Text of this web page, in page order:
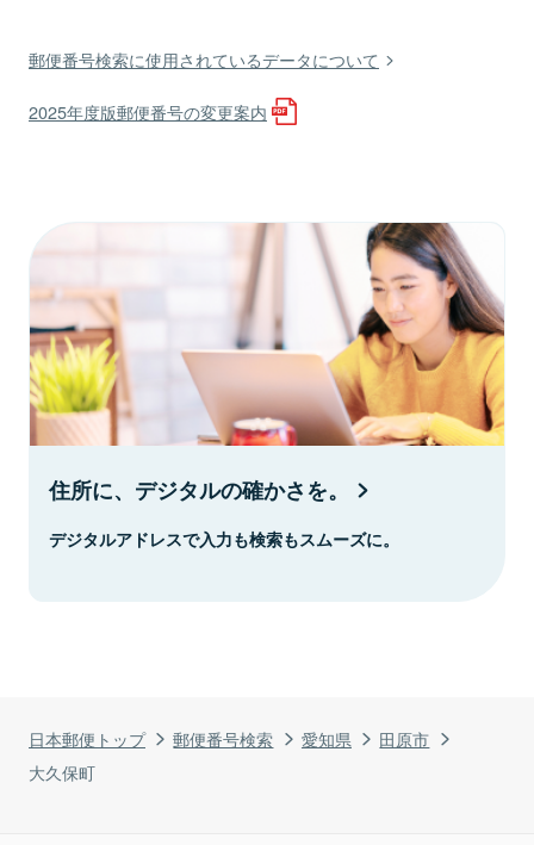
日本郵便トップ 郵便番号検索 愛知県
田原市
大久保町
郵便番号検索に使用されているデータについて
2025年度版郵便番号の変更案内
住所に、デジタルの確かさを。
デジタルアドレスで入力も検索もスムーズに。